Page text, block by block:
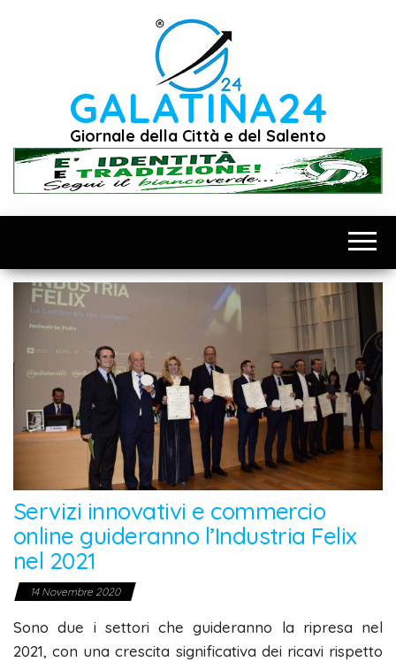
GALATINA24
Giornale della Città e del Salento
Servizi innovativi e commercio
online guideranno l’Industria Felix
nel 2021
14 Novembre 2020
Sono due i settori che guideranno la ripresa nel
2021, con una crescita significativa dei ricavi rispetto